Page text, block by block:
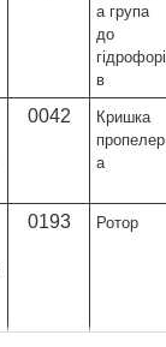
а група
до
гідрофорі
в
0042
Кришка
пропелер
а
0193 Ротор